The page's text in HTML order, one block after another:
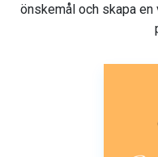
önskemål och skapa